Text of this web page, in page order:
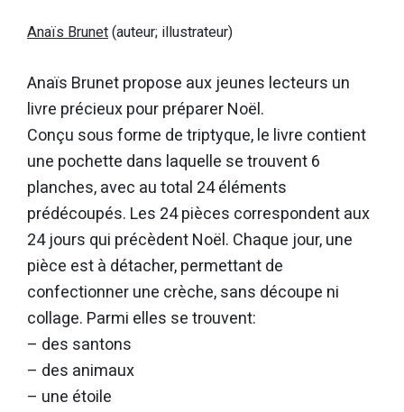
Anaïs Brunet (auteur; illustrateur)
Anaïs Brunet propose aux jeunes lecteurs un
livre précieux pour préparer Noël.
Conçu sous forme de triptyque, le livre contient
une pochette dans laquelle se trouvent 6
planches, avec au total 24 éléments
prédécoupés. Les 24 pièces correspondent aux
24 jours qui précèdent Noël. Chaque jour, une
pièce est à détacher, permettant de
confectionner une crèche, sans découpe ni
collage. Parmi elles se trouvent:
– des santons
– des animaux
– une étoile